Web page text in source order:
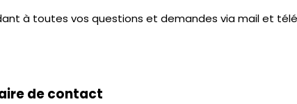
à toutes vos questions et demandes via mail et
de contact